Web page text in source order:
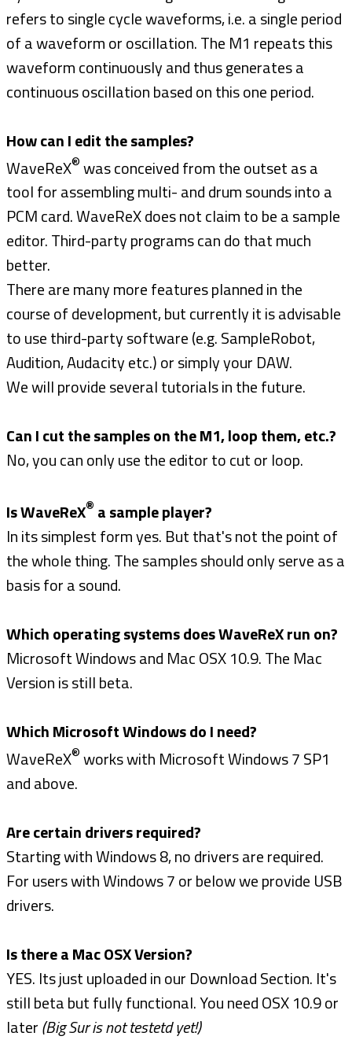
refers to single cycle waveforms, i.e. a single period
of a waveform or oscillation. The M1 repeats this
waveform continuously and thus generates a
continuous oscillation based on this one period.
How can I edit the samples?
WaveReX® was conceived from the outset as a
tool for assembling multi- and drum sounds into a
PCM card. WaveReX does not claim to be a sample
editor. Third-party programs can do that much
better.
There are many more features planned in the
course of development, but currently it is advisable
to use third-party software (e.g. SampleRobot,
Audition, Audacity etc.) or simply your DAW.
We will provide several tutorials in the future.
Can I cut the samples on the M1, loop them, etc.?
No, you can only use the editor to cut or loop.
Is WaveReX® a sample player?
In its simplest form yes. But that's not the point of
the whole thing. The samples should only serve as a
basis for a sound.
Which operating systems does WaveReX run on?
Microsoft Windows and Mac OSX 10.9. The Mac
Version is still beta.
Which Microsoft Windows do I need?
WaveReX® works with Microsoft Windows 7 SP1
and above.
Are certain drivers required?
Starting with Windows 8, no drivers are required.
For users with Windows 7 or below we provide USB
drivers.
Is there a Mac OSX Version?
YES. Its just uploaded in our Download Section. It's
still beta but fully functional. You need OSX 10.9 or
later(Big Sur is not testetd yet!)